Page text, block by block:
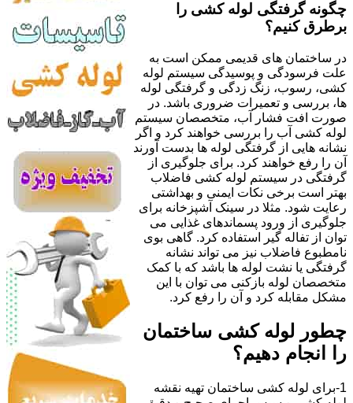
چگونه گرفتگی لوله کشی را
برطرق کنیم؟
در ساختمان های قدیمی ممکن است به
علت فرسودگی و پوسیدگی سیستم لوله
کشی، رسوب، زنگ زدگی و گرفتگی لوله
ها، بررسی و تعمیرات ضروری باشد. در
صورت افت فشار آب، متخصصان سیستم
لوله کشی آب را بررسی خواهند کرد و اگر
نشانه هایی از گرفتگی لوله ها بدست آورند
آن را رفع خواهند کرد. برای جلوگیری از
گرفتگی در سیستم لوله کشی فاضلاب
بهتر است برخی نکات ایمنی و بهداشتی
رعایت شود. مثلا در سینک آشپزخانه برای
جلوگیری از ورود پسماندهای غذایی می
توان از تفاله گیر استفاده کرد. گاهی بوی
نامطبوع فاضلاب نیز می تواند نشانه
گرفتگی یا نشت لوله ها باشد که با کمک
متخصصان لوله بازکنی می توان با این
مشکل مقابله کرد و آن را رفع کرد.
چطور لوله کشی ساختمان
را انجام دهیم؟
1-برای لوله کشی ساختمان تهیه نقشه